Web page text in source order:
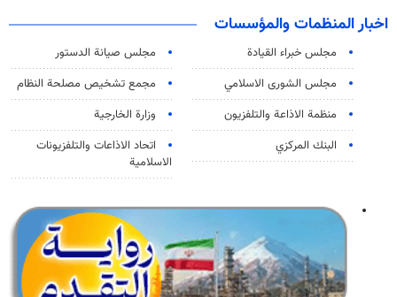
اخبار المنظمات والمؤسسات
مجلس خبراء القيادة
مجلس صيانة الدستور
مجلس الشورى الاسلامي
مجمع تشخيص مصلحة النظام
منظمة الاذاعة والتلفزیون
وزارة الخارجية
البنك المركزي
اتحاد الاذاعات والتلفزيونات
الاسلامية